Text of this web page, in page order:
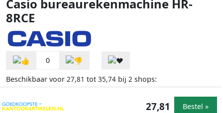
Casio bureaurekenmachine HR-
8RCE
0
Beschikbaar voor 27,81 tot 35,74 bij 2 shops:
27,81 Bestel »